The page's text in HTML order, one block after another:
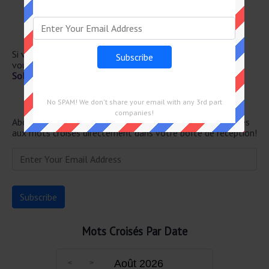
Métal
D’un auxiliaire
Si vous avez déjà résolu cet indice de mots croisés et que
vous recherchez le message principal, rendez-vous sur
Solution Le Monde Mots Croisés du 3 Juin 2025
Newsletter
Abonnez-vous ci-dessous et recevez les dernières réponses
aux mots croisés directement dans votre boîte de réception!
Mots Croisés Par Date
Août 2026
No SPAM! We don't share your email with any 3rd part
companies!